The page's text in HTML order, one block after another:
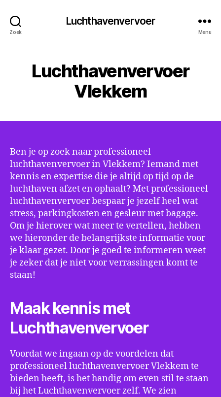
Zoek
Luchthavenvervoer
Menu
Luchthavenvervoer
Vlekkem
Ben je op zoek naar professioneel
luchthavenvervoer in Vlekkem? Iemand met
kennis en expertise die je altijd op tijd op de
luchthaven afzet en ophaalt? Met professioneel
luchthavenvervoer bespaar je jezelf heel wat
stress, parkingkosten en gesleur met bagage.
Om je hierover wat meer te vertellen, hebben
we hieronder de belangrijkste informatie voor
je klaar gezet. Door je goed te informeren weet
je zeker dat je niet voor verrassingen komt te
staan!
Maak kennis met
Luchthavenvervoer
Voordat we ingaan op de voordelen dat
professioneel luchthavenvervoer Vlekkem te
bieden heeft, is het handig om even stil te staan
bij het Luchthavenvervoer zelf. We zien